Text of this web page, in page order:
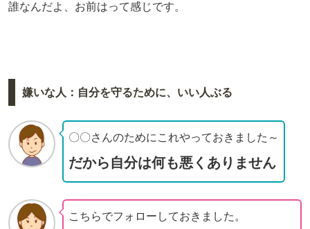
誰なんだよ、お前はって感じです。
嫌いな人：自分を守るために、いい人ぶる
〇〇さんのためにこれやっておきました～
だから自分は何も悪くありません
こちらでフォローしておきました。